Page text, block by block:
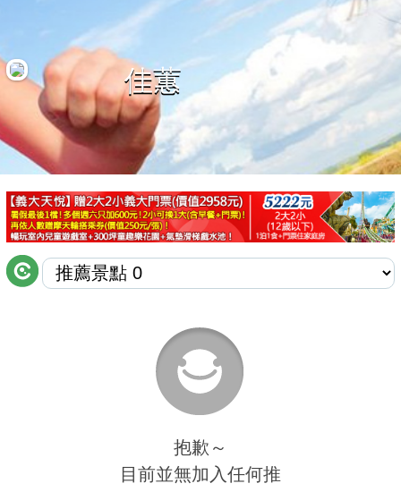
最新留言
商家合作
推薦景點
討論區
聯絡我們
佳蕙
抱歉～
目前並無加入任何推